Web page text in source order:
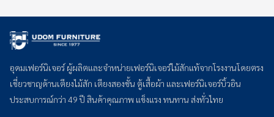
อุดมเฟอร์นิเจอร์ ผู้ผลิตและจำหน่ายเฟอร์นิเจอร์ไม้สักแท้จากโรงงานโดยตรง
เชี่ยวชาญด้านเตียงไม้สัก เตียงสองชั้น ตู้เสื้อผ้า และเฟอร์นิเจอร์บิ้วอิน
ประสบการณ์กว่า 49 ปี สินค้าคุณภาพ แข็งแรง ทนทาน ส่งทั่วไทย